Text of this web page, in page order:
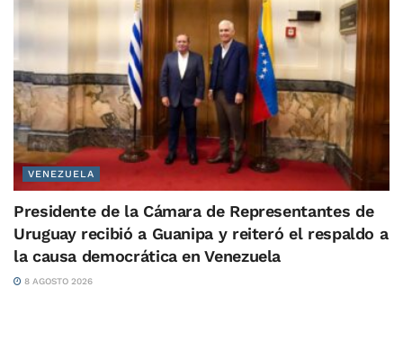
VENEZUELA
Presidente de la Cámara de Representantes de
Uruguay recibió a Guanipa y reiteró el respaldo a
la causa democrática en Venezuela
8 AGOSTO 2026